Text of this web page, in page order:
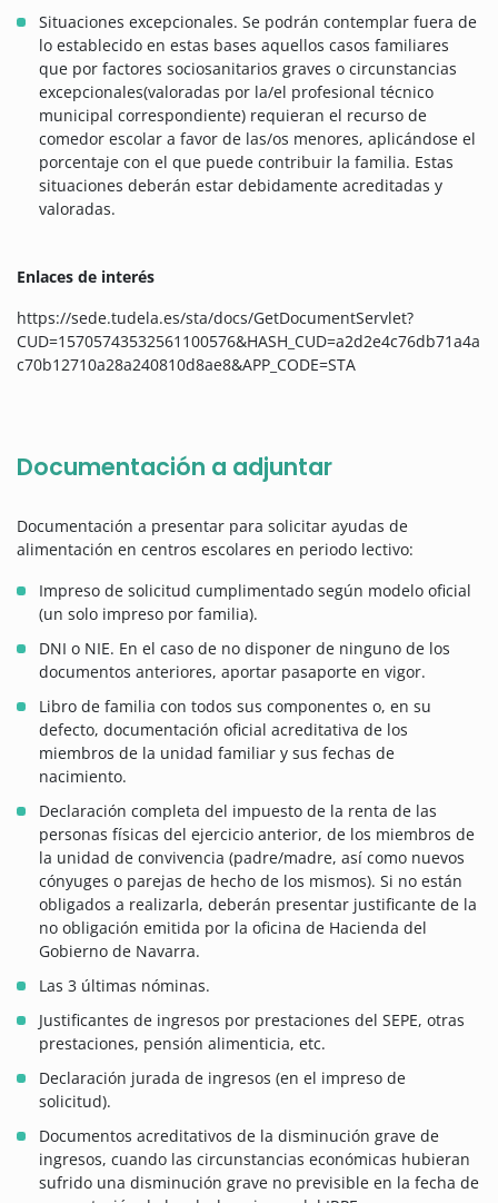
Situaciones excepcionales. Se podrán contemplar fuera de
lo establecido en estas bases aquellos casos familiares
que por factores sociosanitarios graves o circunstancias
excepcionales(valoradas por la/el profesional técnico
municipal correspondiente) requieran el recurso de
comedor escolar a favor de las/os menores, aplicándose el
porcentaje con el que puede contribuir la familia. Estas
situaciones deberán estar debidamente acreditadas y
valoradas.
Enlaces de interés
https://sede.tudela.es/sta/docs/GetDocumentServlet?
CUD=15705743532561100576&HASH_CUD=a2d2e4c76db71a4a
c70b12710a28a240810d8ae8&APP_CODE=STA
Documentación a adjuntar
Documentación a presentar para solicitar ayudas de
alimentación en centros escolares en periodo lectivo:
Impreso de solicitud cumplimentado según modelo oficial
(un solo impreso por familia).
DNI o NIE. En el caso de no disponer de ninguno de los
documentos anteriores, aportar pasaporte en vigor.
Libro de familia con todos sus componentes o, en su
defecto, documentación oficial acreditativa de los
miembros de la unidad familiar y sus fechas de
nacimiento.
Declaración completa del impuesto de la renta de las
personas físicas del ejercicio anterior, de los miembros de
la unidad de convivencia (padre/madre, así como nuevos
cónyuges o parejas de hecho de los mismos). Si no están
obligados a realizarla, deberán presentar justificante de la
no obligación emitida por la oficina de Hacienda del
Gobierno de Navarra.
Las 3 últimas nóminas.
Justificantes de ingresos por prestaciones del SEPE, otras
prestaciones, pensión alimenticia, etc.
Declaración jurada de ingresos (en el impreso de
solicitud).
Documentos acreditativos de la disminución grave de
ingresos, cuando las circunstancias económicas hubieran
sufrido una disminución grave no previsible en la fecha de